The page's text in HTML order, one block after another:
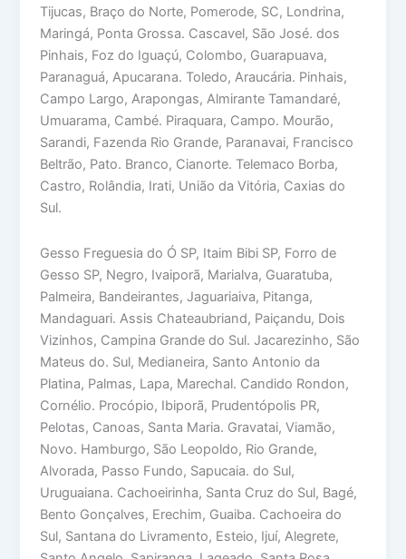
Tijucas, Braço do Norte, Pomerode, SC, Londrina,
Maringá, Ponta Grossa. Cascavel, São José. dos
Pinhais, Foz do Iguaçú, Colombo, Guarapuava,
Paranaguá, Apucarana. Toledo, Araucária. Pinhais,
Campo Largo, Arapongas, Almirante Tamandaré,
Umuarama, Cambé. Piraquara, Campo. Mourão,
Sarandi, Fazenda Rio Grande, Paranavai, Francisco
Beltrão, Pato. Branco, Cianorte. Telemaco Borba,
Castro, Rolândia, Irati, União da Vitória, Caxias do
Sul.
Gesso Freguesia do Ó SP, Itaim Bibi SP, Forro de
Gesso SP, Negro, Ivaiporã, Marialva, Guaratuba,
Palmeira, Bandeirantes, Jaguariaiva, Pitanga,
Mandaguari. Assis Chateaubriand, Paiçandu, Dois
Vizinhos, Campina Grande do Sul. Jacarezinho, São
Mateus do. Sul, Medianeira, Santo Antonio da
Platina, Palmas, Lapa, Marechal. Candido Rondon,
Cornélio. Procópio, Ibiporã, Prudentópolis PR,
Pelotas, Canoas, Santa Maria. Gravatai, Viamão,
Novo. Hamburgo, São Leopoldo, Rio Grande,
Alvorada, Passo Fundo, Sapucaia. do Sul,
Uruguaiana. Cachoeirinha, Santa Cruz do Sul, Bagé,
Bento Gonçalves, Erechim, Guaiba. Cachoeira do
Sul, Santana do Livramento, Esteio, Ijuí, Alegrete,